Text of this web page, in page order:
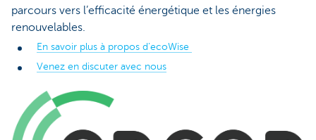
parcours vers l’efficacité énergétique et les énergies
renouvelables.
En savoir plus à propos d’ecoWise
Venez en discuter avec nous